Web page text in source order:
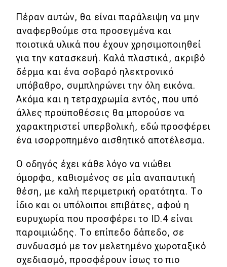
Πέραν αυτών, θα είναι παράλειψη να μην
αναφερθούμε στα προσεγμένα και
ποιοτικά υλικά που έχουν χρησιμοποιηθεί
για την κατασκευή. Καλά πλαστικά, ακριβό
δέρμα και ένα σοβαρό ηλεκτρονικό
υπόβαθρο, συμπληρώνει την όλη εικόνα.
Ακόμα και η τετραχρωμία εντός, που υπό
άλλες προϋποθέσεις θα μπορούσε να
χαρακτηριστεί υπερβολική, εδώ προσφέρει
ένα ισορροπημένο αισθητικό αποτέλεσμα.
Ο οδηγός έχει κάθε λόγο να νιώθει
όμορφα, καθισμένος σε μία αναπαυτική
θέση, με καλή περιμετρική ορατότητα. Το
ίδιο και οι υπόλοιποι επιβάτες, αφού η
ευρυχωρία που προσφέρει το ID.4 είναι
παροιμιώδης. Το επίπεδο δάπεδο, σε
συνδυασμό με τον μελετημένο χωροταξικό
σχεδιασμό, προσφέρουν ίσως το πιο